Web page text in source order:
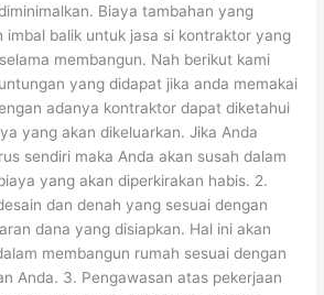
Biaya tambahan yang
imbal balik untuk jasa si kontraktor yang
membangun. Nah berikut kami
yang didapat jika anda memakai
adanya kontraktor dapat diketahui
yang akan dikeluarkan. Jika Anda
sendiri maka Anda akan susah dalam
yang akan diperkirakan habis. 2.
dan denah yang sesuai dengan
dana yang disiapkan. Hal ini akan
membangun rumah sesuai dengan
Anda. 3. Pengawasan atas pekerjaan